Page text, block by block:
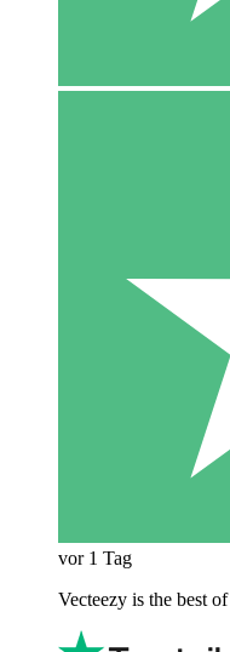
vor 1 Tag
Vecteezy is the best